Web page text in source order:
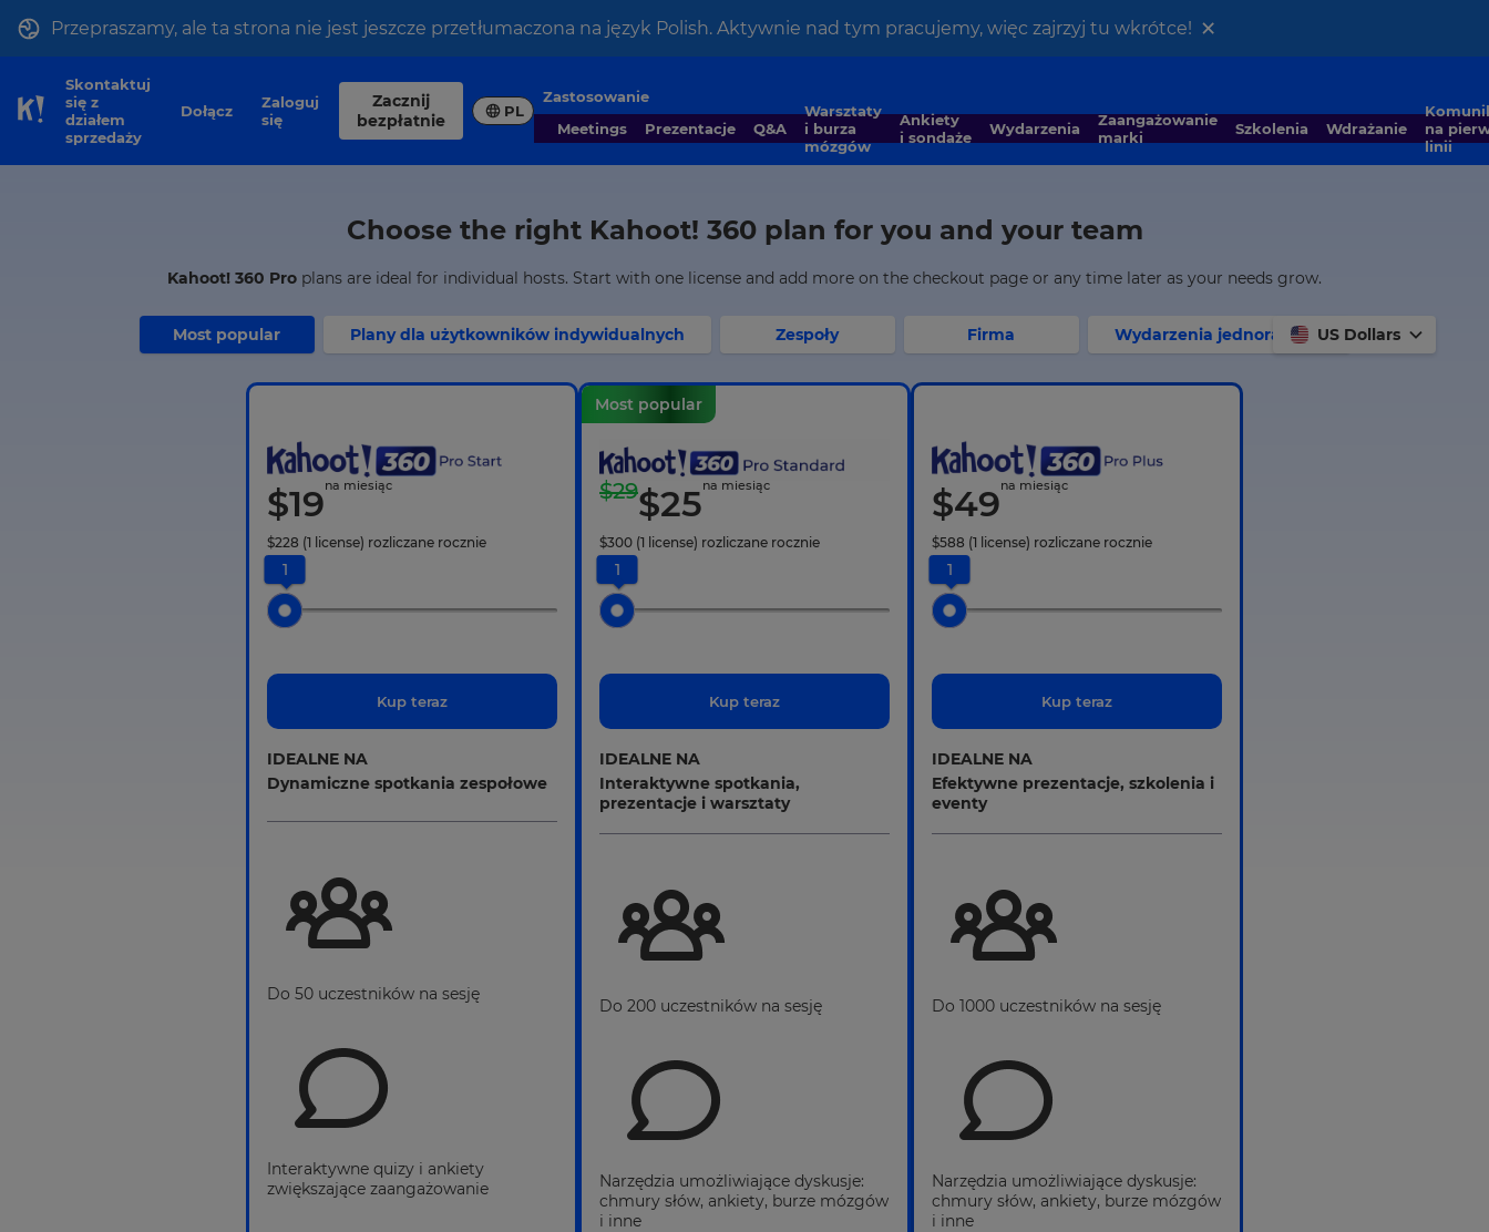
Przepraszamy, ale ta strona nie jest jeszcze przetłumaczona na język Polish. Aktywnie nad tym pracujemy, więc zajrzyj tu wkrótce! ×
Skip to Page content
Skontaktuj
się z
działem
sprzedaży
Dołącz
Zaloguj
się
Zacznij
bezpłatnie
PL
Zastosowanie
Meetings
Prezentacje Q&A
Warsztaty
i burza
mózgów
Ankiety
i sondaże
Wydarzenia
Zaangażowanie
marki
Szkolenia Wdrażanie
Komunikacja
na
linii
Choose the right Kahoot! 360 plan for you and your team
Kahoot! 360 Pro plans are ideal for individual hosts. Start with one license and add more on the checkout page or any time later as your needs grow.
Most popular Plany dla użytkowników indywidualnych Zespoły Firma Wydarzenia jednorazoweUS Dollars
$19na miesiąc
$228 (1 license) rozliczane rocznie
1
Kup teraz
IDEALNE NA
Dynamiczne spotkania zespołowe
Do 50 uczestników na sesję
Interaktywne quizy i ankiety
zwiększające zaangażowanie
Most popular
$29$25na miesiąc
$300 (1 license) rozliczane rocznie
1
Kup teraz
IDEALNE NA
Interaktywne spotkania,
prezentacje i warsztaty
Do 200 uczestników na sesję
Narzędzia umożliwiające dyskusje:
chmury słów, ankiety, burze mózgów
i inne
$49na miesiąc
$588 (1 license) rozliczane rocznie
1
Kup teraz
IDEALNE NA
Efektywne prezentacje, szkolenia i
eventy
Do 1000 uczestników na sesję
Narzędzia umożliwiające dyskusje:
chmury słów, ankiety, burze mózgów
i inne